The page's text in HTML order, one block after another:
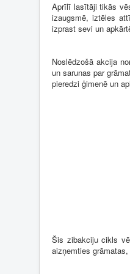
Aprīlī lasītāji tikās
izaugsmē, iztēles
izprast sevi un
Noslēdzošā akcija
un sarunas par
pieredzi ģimenē un
Šis zibakciju cikls
aizņemties